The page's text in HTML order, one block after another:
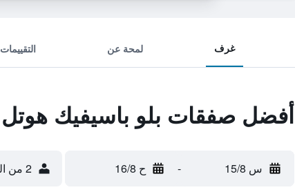
غرف لمحة عن التقييمات
أفضل صفقات بلو باسيفيك هوتل
س 15/8 - ح 16/8 2 من الضيوف، غرفة واحدة